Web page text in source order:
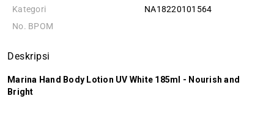
Kategori
No. BPOM
NA18220101564
Deskripsi
Marina Hand Body Lotion UV White 185ml - Nourish and
Bright